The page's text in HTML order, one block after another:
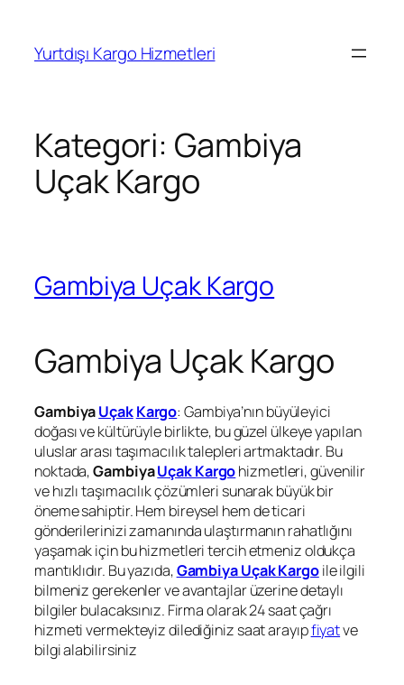
Yurtdışı Kargo Hizmetleri
Kategori: Gambiya
Uçak Kargo
Gambiya Uçak Kargo
Gambiya Uçak Kargo
GambiyaUçakKargo: Gambiya’nın büyüleyici
doğası ve kültürüyle birlikte, bu güzel ülkeye yapılan
uluslar arası taşımacılık talepleri artmaktadır. Bu
noktada,GambiyaUçak Kargohizmetleri, güvenilir
ve hızlı taşımacılık çözümleri sunarak büyük bir
öneme sahiptir. Hem bireysel hem de ticari
gönderilerinizi zamanında ulaştırmanın rahatlığını
yaşamak için bu hizmetleri tercih etmeniz oldukça
mantıklıdır. Bu yazıda,Gambiya Uçak Kargoile ilgili
bilmeniz gerekenler ve avantajlar üzerine detaylı
bilgiler bulacaksınız. Firma olarak 24 saat çağrı
hizmeti vermekteyiz dilediğiniz saat arayıpfiyatve
bilgi alabilirsiniz